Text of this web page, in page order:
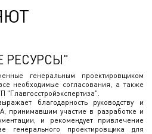
РЕСУРСЫ"
генеральным проектировщиком
необходимые согласования, а также
"Главгосстройэкспертиза".
благодарность руководству и
принимавшим участие в разработке и
и рекомендует привлечение
генерального проектировщика для